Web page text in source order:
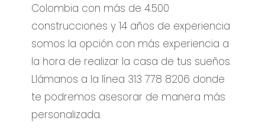
Colombia con más de 4.500
construcciones y 14 años de experiencia
somos la opción con más experiencia a
la hora de realizar la casa de tus sueños.
Llámanos a la línea 313 778 8206 donde
te podremos asesorar de manera más
personalizada.